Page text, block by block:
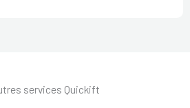
services Quickift